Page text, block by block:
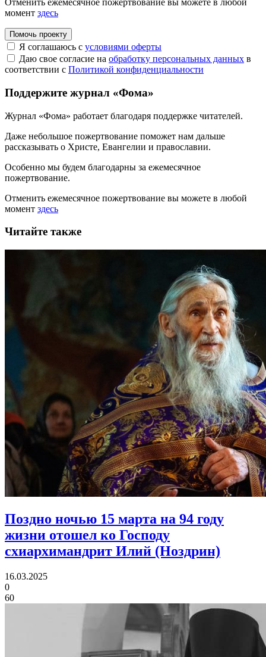
Отменить ежемесячное пожертвование вы можете в любой
момент здесь
Помочь проекту
Я соглашаюсь с условиями оферты
Даю свое согласие на обработку персональных данных в
соответствии с Политикой конфиденциальности
Поддержите журнал «Фома»
Журнал «Фома» работает благодаря поддержке читателей.
Даже небольшое пожертвование поможет нам дальше
рассказывать о Христе, Евангелии и православии.
Особенно мы будем благодарны за ежемесячное
пожертвование.
Отменить ежемесячное пожертвование вы можете в любой
момент здесь
Читайте также
Поздно ночью 15 марта на 94 году
жизни отошел ко Господу
схиархимандрит Илий (Ноздрин)
16.03.2025
0
60